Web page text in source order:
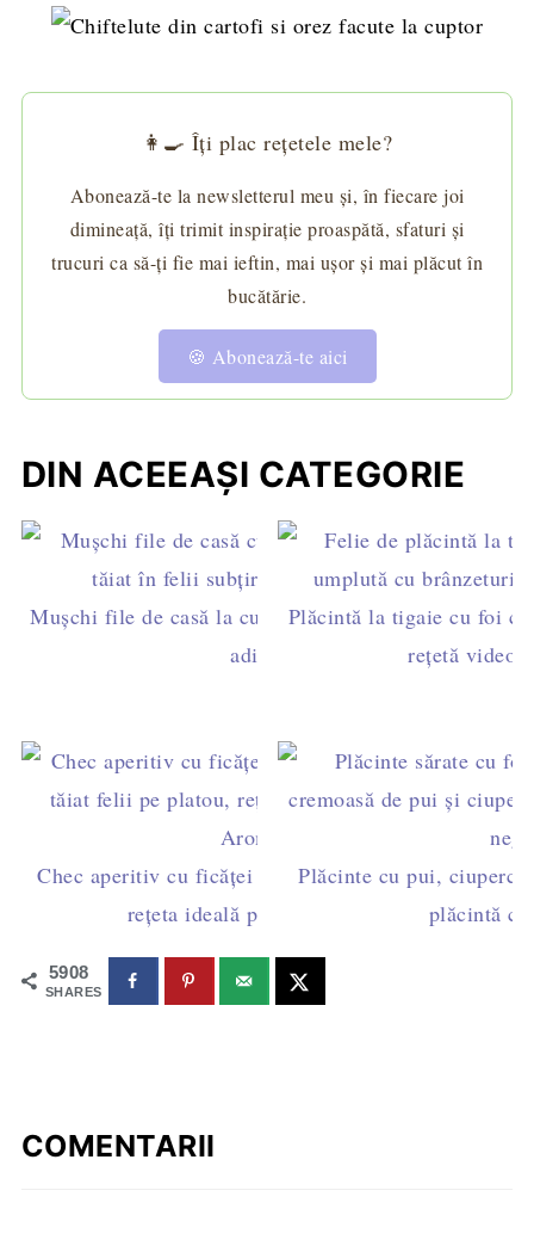
👩‍🍳 Îți plac rețetele mele?
Abonează-te la newsletterul meu și, în fiecare joi
dimineață, îți trimit inspirație proaspătă, sfaturi și
trucuri ca să-ți fie mai ieftin, mai ușor și mai plăcut în
bucătărie.
🍪 Abonează-te aici
DIN ACEEAȘI CATEGORIE
Mușchi file de casă la cuptor – rețetă simplă, fără
aditivi
Plăcintă la tigaie cu foi
rețetă video
Chec aperitiv cu ficăței de pui, ouă și cașcaval -
rețeta ideală pentru sărbători
Plăcinte cu pui, ciuperci
plăcintă
5908
SHARES
COMENTARII